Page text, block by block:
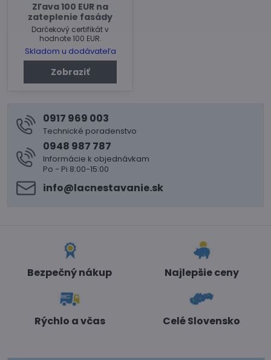
Zľava 100 EUR na
zateplenie fasády
Darčekový certifikát v
hodnote 100 EUR.
Skladom u dodávateľa
Zobraziť
0917 969 003
Technické poradenstvo
0948 987 787
Informácie k objednávkam
Po - Pi 8:00-15:00
info​@lacnestavanie​.sk
Bezpečný nákup Najlepšie ceny
Rýchlo a včas Celé Slovensko